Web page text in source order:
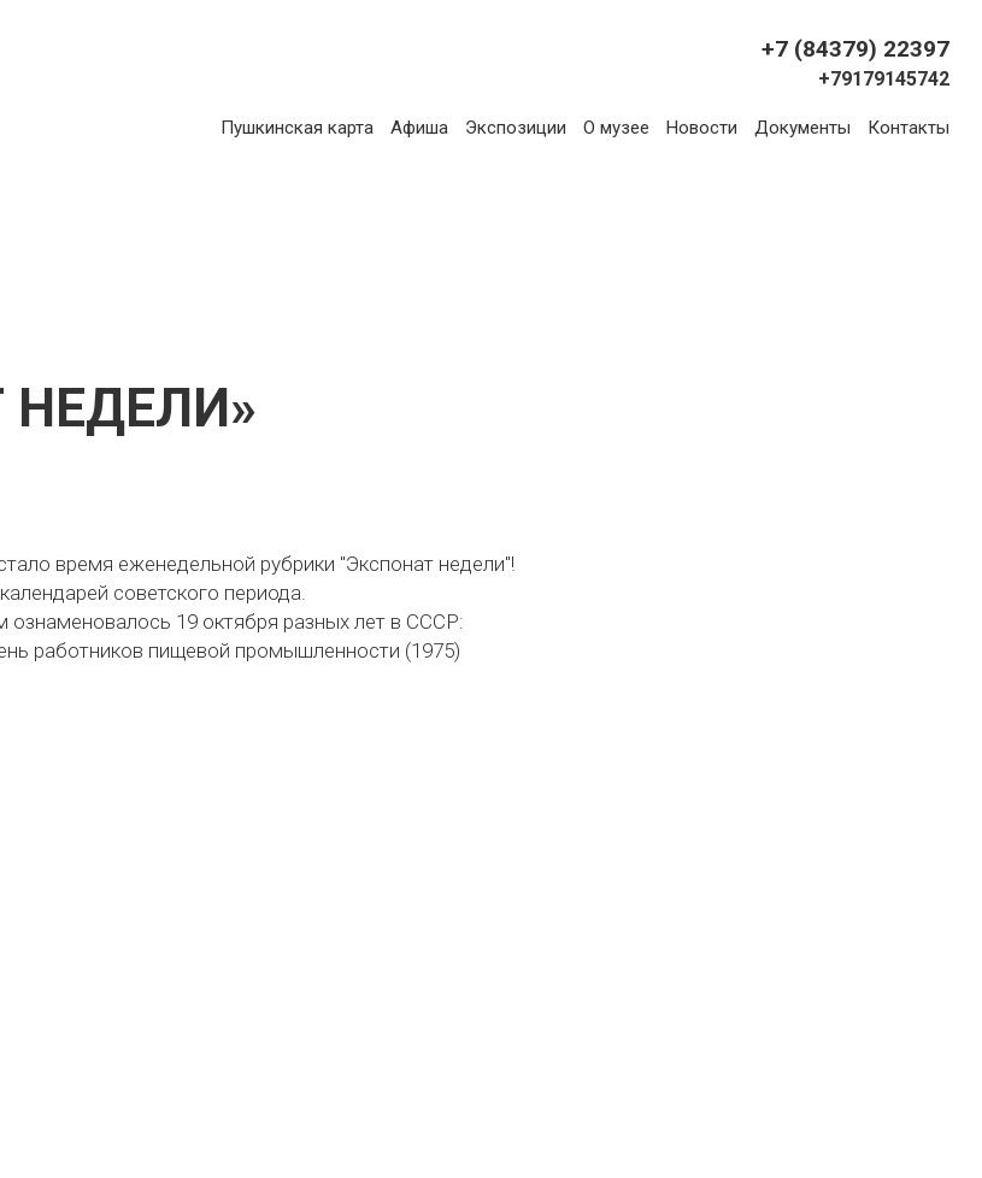
+7 (84379) 22397
+79179145742
Пушкинская карта Афиша Экспозиции О музее Новости Документы Контакты
НЕДЕЛИ»
время еженедельной рубрики "Экспонат недели"!
советского периода.
ознаменовалось 19 октября разных лет в СССР:
работников пищевой промышленности (1975)